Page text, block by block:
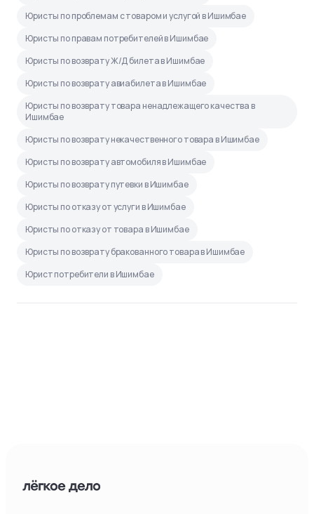
Юристы по проблемам с товаром и услугой в Ишимбае
Юристы по правам потребителей в Ишимбае
Юристы по возврату Ж/Д билета в Ишимбае
Юристы по возврату авиабилета в Ишимбае
Юристы по возврату товара ненадлежащего качества в
Ишимбае
Юристы по возврату некачественного товара в Ишимбае
Юристы по возврату автомобиля в Ишимбае
Юристы по возврату путевки в Ишимбае
Юристы по отказу от услуги в Ишимбае
Юристы по отказу от товара в Ишимбае
Юристы по возврату бракованного товара в Ишимбае
Юрист потребители в Ишимбае